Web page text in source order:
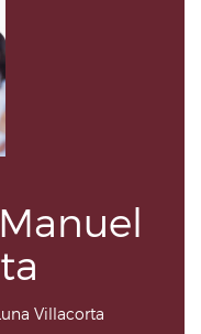
Villacorta